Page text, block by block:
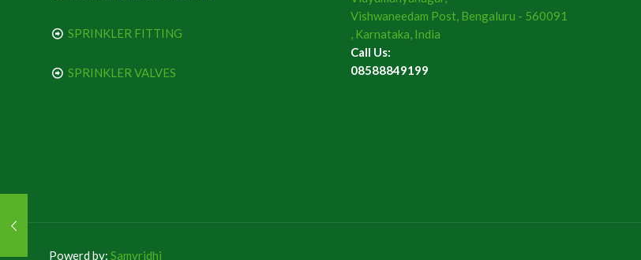
SPRINKLER FITTING
SPRINKLER VALVES
Vishwaneedam Post, Bengaluru - 560091
, Karnataka, India
Call Us:
08588849199
Powerd by: Samvridhi